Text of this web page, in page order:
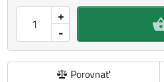
-
+
Porovnať